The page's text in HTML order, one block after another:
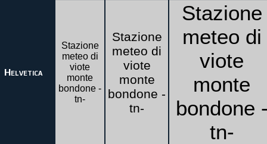
Helvetica
Stazione
meteo di
viote
monte
bondone -
tn-
Stazione
meteo di
viote
monte
bondone -
tn-
Stazione
meteo di
viote
monte
bondone
tn-